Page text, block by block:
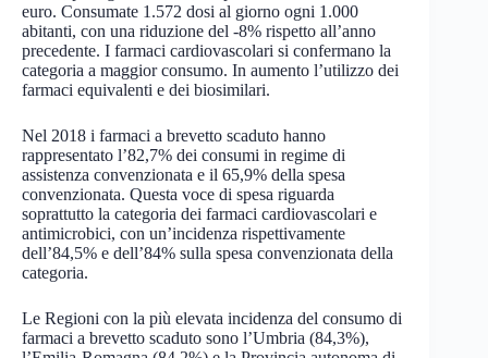
euro. Consumate 1.572 dosi al giorno ogni 1.000
abitanti, con una riduzione del -8% rispetto all’anno
precedente. I farmaci cardiovascolari si confermano la
categoria a maggior consumo. In aumento l’utilizzo dei
farmaci equivalenti e dei biosimilari.
Nel 2018 i farmaci a brevetto scaduto hanno
rappresentato l’82,7% dei consumi in regime di
assistenza convenzionata e il 65,9% della spesa
convenzionata. Questa voce di spesa riguarda
soprattutto la categoria dei farmaci cardiovascolari e
antimicrobici, con un’incidenza rispettivamente
dell’84,5% e dell’84% sulla spesa convenzionata della
categoria.
Le Regioni con la più elevata incidenza del consumo di
farmaci a brevetto scaduto sono l’Umbria (84,3%),